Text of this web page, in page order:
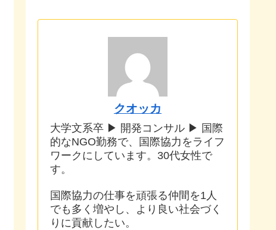
クオッカ
大学文系卒 ▶ 開発コンサル ▶ 国際
的なNGO勤務で、国際協力をライフ
ワークにしています。30代女性で
す。
国際協力の仕事を頑張る仲間を1人
でも多く増やし、より良い社会づく
りに貢献したい。